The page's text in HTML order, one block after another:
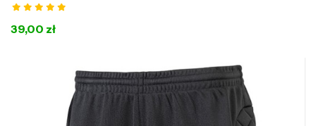
39,00 zł